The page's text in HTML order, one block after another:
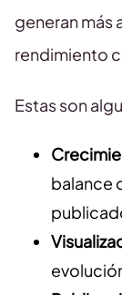
generan más
rendimiento
Estas son
balance